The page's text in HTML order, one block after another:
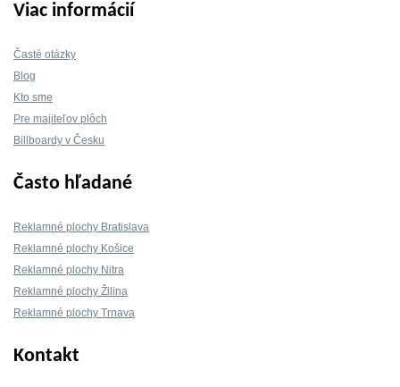
Viac informácií
Časté otázky
Blog
Kto sme
Pre majiteľov plôch
Billboardy v Česku
Často hľadané
Reklamné plochy Bratislava
Reklamné plochy Košice
Reklamné plochy Nitra
Reklamné plochy Žilina
Reklamné plochy Trnava
Kontakt